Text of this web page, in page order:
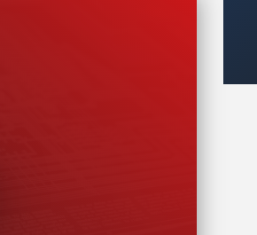
liniami dostępu
węzłom sieci